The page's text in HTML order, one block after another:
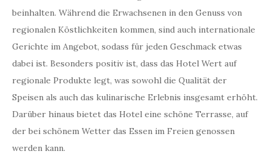
beinhalten. Während die Erwachsenen in den Genuss von
regionalen Köstlichkeiten kommen, sind auch internationale
Gerichte im Angebot, sodass für jeden Geschmack etwas
dabei ist. Besonders positiv ist, dass das Hotel Wert auf
regionale Produkte legt, was sowohl die Qualität der
Speisen als auch das kulinarische Erlebnis insgesamt erhöht.
Darüber hinaus bietet das Hotel eine schöne Terrasse, auf
der bei schönem Wetter das Essen im Freien genossen
werden kann.